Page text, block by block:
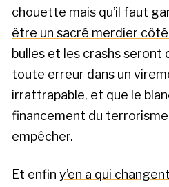
chouette mais qu’il faut
être un sacré merdier
bulles et les crashs seront
toute erreur dans un
irrattrapable, et que le
financement du
empêcher.
Et enfin y’en a qui